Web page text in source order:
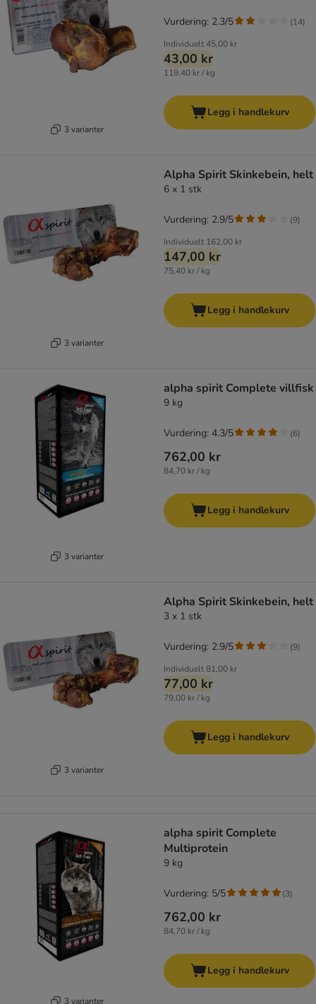
3 varianter
Individuelt45,00 kr
43,00 kr
119,40 kr / kg
Vurdering: 2.3/5 (14)
Legg i handlekurv
3 varianter
Alpha Spirit Skinkebein, helt
6 x 1 stk
Individuelt 162,00 kr
147,00 kr
75,40 kr / kg
Vurdering: 2.9/5 (9)
Legg i handlekurv
3 varianter
alpha spirit Complete villfisk
9 kg
762,00 kr
84,70 kr / kg
Vurdering: 4.3/5 (6)
Legg i handlekurv
3 varianter
Alpha Spirit Skinkebein, helt
3 x 1 stk
Individuelt81,00 kr
77,00 kr
79,00 kr / kg
Vurdering: 2.9/5 (9)
Legg i handlekurv
3 varianter
alpha spirit Complete
Multiprotein
9 kg
762,00 kr
84,70 kr / kg
Vurdering: 5/5 (3)
Legg i handlekurv